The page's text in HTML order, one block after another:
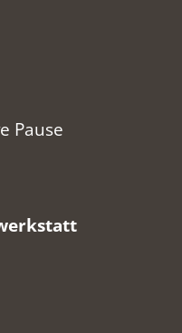
Pause